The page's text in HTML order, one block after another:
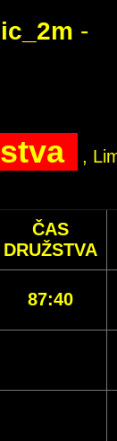
-
,
ČAS
DRUŽSTVA
87:40